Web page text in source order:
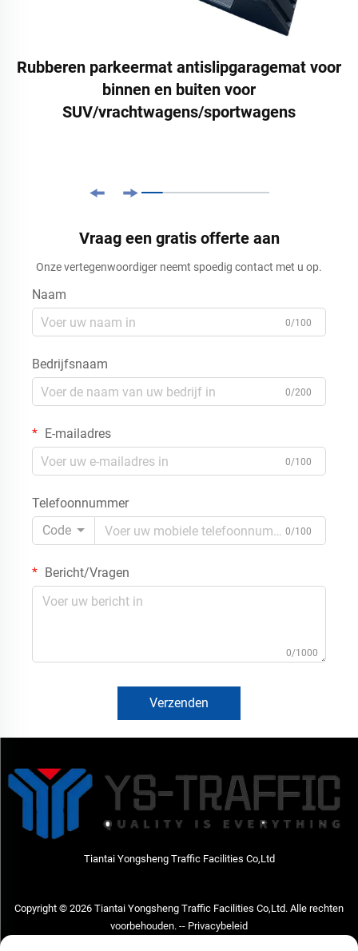
Rubberen parkeermat antislipgaragemat voor
binnen en buiten voor
SUV/vrachtwagens/sportwagens
Vraag een gratis offerte aan
Onze vertegenwoordiger neemt spoedig contact met u op.
Naam
0/100
Bedrijfsnaam
0/200
E-mailadres
0/100
Telefoonnummer
Code
0/100
Bericht/Vragen
0/1000
Verzenden
Tiantai Yongsheng Traffic Facilities Co,Ltd
Copyright © 2026 Tiantai Yongsheng Traffic Facilities Co,Ltd. Alle rechten
voorbehouden. -- Privacybeleid